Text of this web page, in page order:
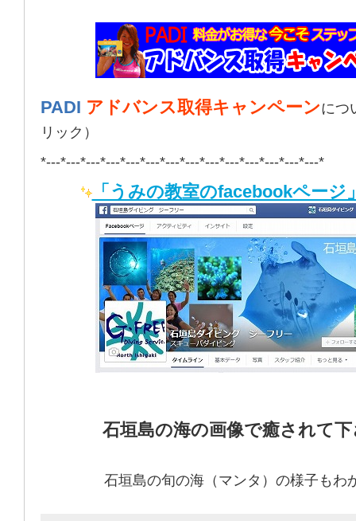
PADI アドバンス取得キャンペーンにつ
リック）
*---*---*---*---*---*---*---*---*---*---*---*---*---*---*
「うみの教室のfacebookページ
石垣島の海の画像で癒されて
石垣島の旬の海（マンタ）の様子もわ